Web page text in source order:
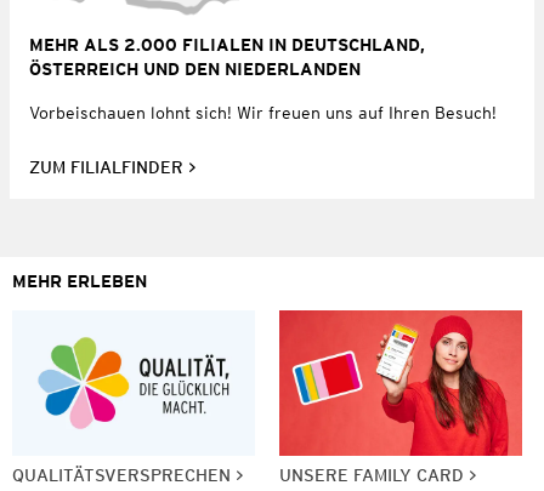
MEHR ALS 2.000 FILIALEN IN DEUTSCHLAND,
ÖSTERREICH UND DEN NIEDERLANDEN
Vorbeischauen lohnt sich! Wir freuen uns auf Ihren Besuch!
ZUM FILIALFINDER
MEHR ERLEBEN
QUALITÄTSVERSPRECHEN UNSERE FAMILY CARD